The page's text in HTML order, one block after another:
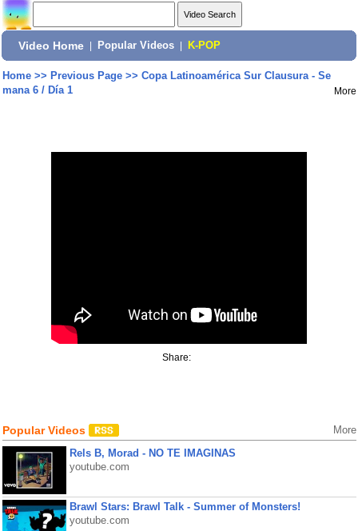
Video Home Popular Videos K-POP
Home>> Previous Page>> Copa Latinoamérica Sur Clausura - Se
mana 6 / Día 1
More
Share:
Popular Videos More
Rels B, Morad - NO TE IMAGINAS
youtube.com
Brawl Stars: Brawl Talk - Summer of Monsters!
youtube.com